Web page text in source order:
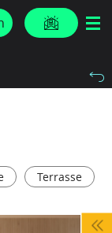
Terrasse